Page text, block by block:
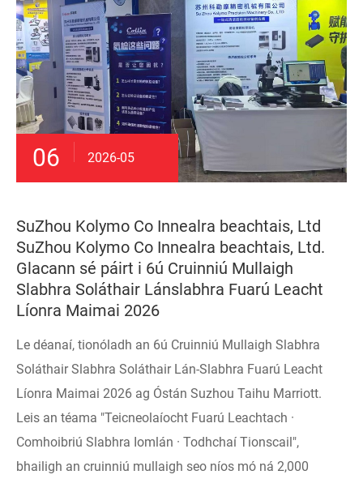
06 2026-05
SuZhou Kolymo Co Innealra beachtais, Ltd
SuZhou Kolymo Co Innealra beachtais, Ltd.
Glacann sé páirt i 6ú Cruinniú Mullaigh
Slabhra Soláthair Lánslabhra Fuarú Leacht
Líonra Maimai 2026
Le déanaí, tionóladh an 6ú Cruinniú Mullaigh Slabhra
Soláthair Slabhra Soláthair Lán-Slabhra Fuarú Leacht
Líonra Maimai 2026 ag Óstán Suzhou Taihu Marriott.
Leis an téama "Teicneolaíocht Fuarú Leachtach ·
Comhoibriú Slabhra Iomlán · Todhchaí Tionscail",
bhailigh an cruinniú mullaigh seo níos mó ná 2,000